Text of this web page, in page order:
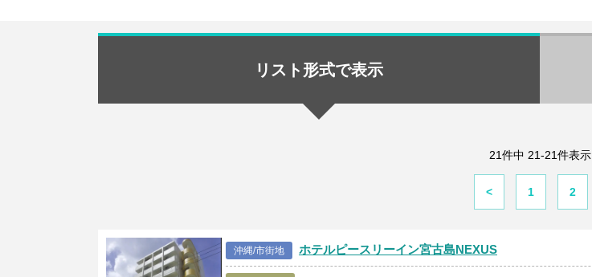
リスト形式で表示
21件中 21-21件表示
< 1 2
沖縄/市街地 ホテルピースリーイン宮古島NEXUS